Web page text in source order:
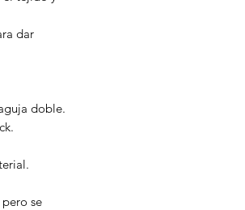
dar
doble.
se